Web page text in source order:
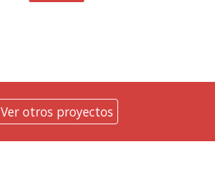
Ver otros proyectos